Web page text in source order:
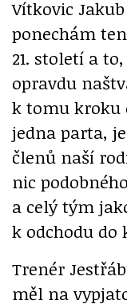
Vítkovic
ponechám
21. století a
opravdu
k tomu kroku
jedna parta,
členů naší
nic
a celý tým
k odchodu do
Trenér
měl na